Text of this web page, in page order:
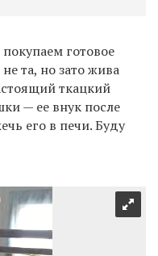
готовое
та, но зато жива
ткацкий
— ее внук после
его в печи. Буду